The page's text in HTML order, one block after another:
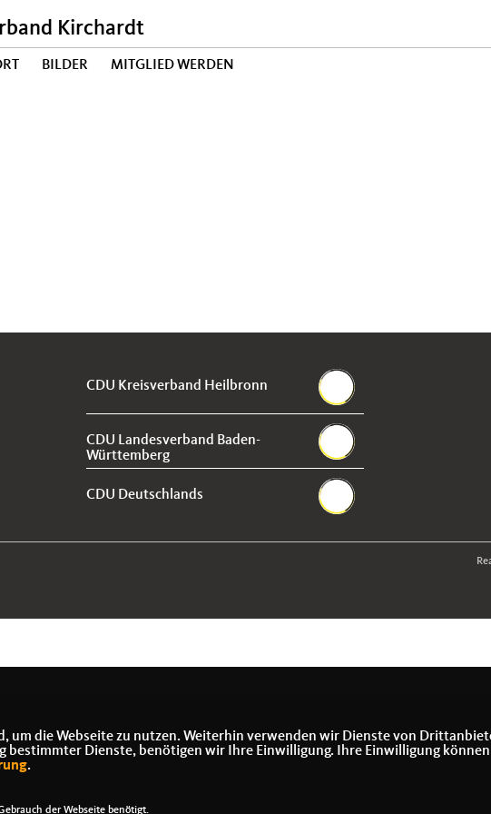
Kirchardt
BILDER MITGLIED WERDEN
CDU Kreisverband Heilbronn
CDU Landesverband Baden-
Württemberg
CDU Deutschlands
um die Webseite zu nutzen. Weiterhin verwenden wir Dienste von
bestimmter Dienste, benötigen wir Ihre Einwilligung. Ihre Einwilligung
.
der Webseite benötigt.